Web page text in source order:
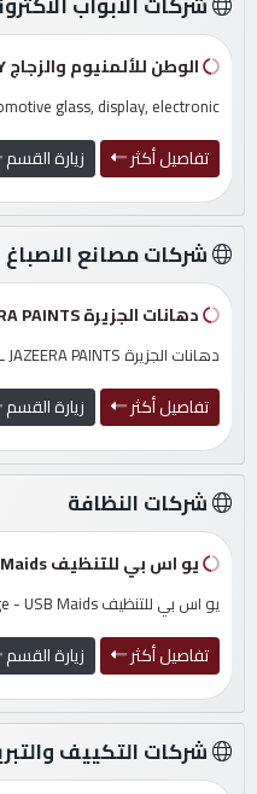
الوطن للألمنيوم والزجاج AL WATAN ALUMINIUM & GLASS FACTORY
تفاصيل أكثر زيارة القسم
شركات مصانع الاصباغ
دهانات الجزيرة AL JAZEERA PAINTS
دهانات الجزيرة AL JAZEERA PAINTS...
تفاصيل أكثر زيارة القسم
شركات النظافة
يو اس بي للتنظيف United Solution Bridge - USB Maids
يو اس بي للتنظيف United Solution Bridge - USB Maids...
تفاصيل أكثر زيارة القسم
شركات التكييف